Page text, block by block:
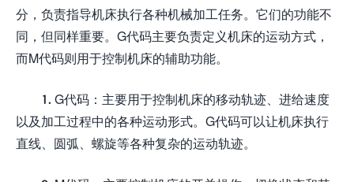
分，负责指导机床执行各种机械加工任务。它们的功能不
同，但同样重要。G代码主要负责定义机床的运动方式，
而M代码则用于控制机床的辅助功能。
1. G代码：主要用于控制机床的移动轨迹、进给速度
以及加工过程中的各种运动形式。G代码可以让机床执行
直线、圆弧、螺旋等各种复杂的运动轨迹。